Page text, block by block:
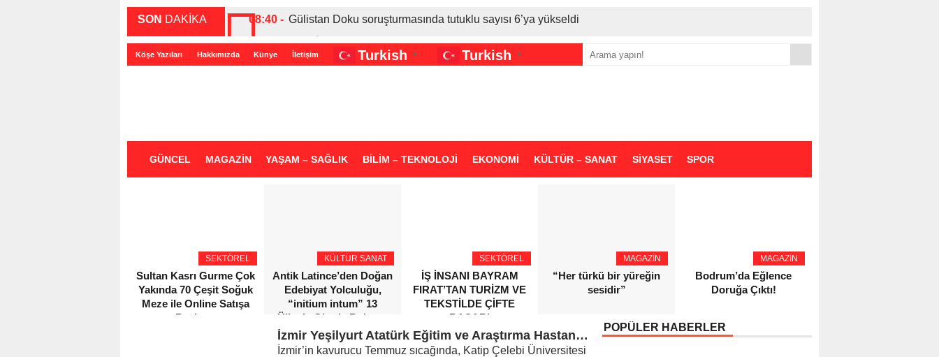
SON DAKİKA 08:40 - Gülistan Doku soruşturmasında tutuklu sayısı 6’ya yükseldi
00:27 - ABD-İran gerilimi Türkiye’yi vurdu: Motorine tüm zamanların en büyük zammı
00:35 - Bir sigara grubuna daha zam geldi
Köşe Yazıları Hakkımızda Künye İletişim Turkish ▼ Turkish ▼
GÜNCEL MAGAZİN YAŞAM – SAĞLIK BİLİM – TEKNOLOJİ EKONOMİ KÜLTÜR – SANAT SİYASET SPOR
SEKTÖREL
Sultan Kasrı Gurme Çok
Yakında 70 Çeşit Soğuk
Meze ile Online Satışa
Başlıyor
KÜLTÜR SANAT
Antik Latince’den Doğan
Edebiyat Yolculuğu,
“initium intum” 13
Ülkede Okurla Buluştu
SEKTÖREL
İŞ İNSANI BAYRAM
FIRAT’TAN TURİZM VE
TEKSTİLDE ÇİFTE
BAŞARI
MAGAZİN
“Her türkü bir yüreğin
sesidir”
MAGAZİN
Bodrum’da Eğlence
Doruğa Çıktı!
İzmir Yeşilyurt Atatürk Eğitim ve Araştırma Hastanesi’nde Hastalar Sıcakta Mahkum: “Klima Var Ama Çalışmıyor”
İzmir’in kavurucu Temmuz sıcağında, Katip Çelebi Üniversitesi
POPÜLER HABERLER